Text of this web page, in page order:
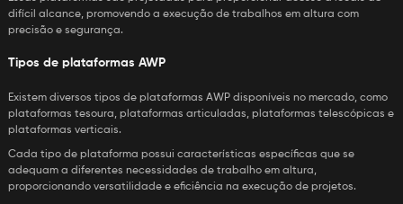
difícil alcance, promovendo a execução de trabalhos em altura com
precisão e segurança.
Tipos de plataformas AWP
Existem diversos tipos de plataformas AWP disponíveis no mercado, como
plataformas tesoura, plataformas articuladas, plataformas telescópicas e
plataformas verticais.
Cada tipo de plataforma possui características específicas que se
adequam a diferentes necessidades de trabalho em altura,
proporcionando versatilidade e eficiência na execução de projetos.